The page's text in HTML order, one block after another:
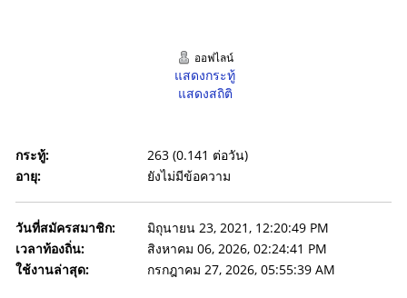
ออฟไลน์
แสดงกระทู้
แสดงสถิติ
กระทู้:
263 (0.141 ต่อวัน)
อายุ:
ยังไม่มีข้อความ
วันที่สมัครสมาชิก:
มิถุนายน 23, 2021, 12:20:49 PM
เวลาท้องถิ่น:
สิงหาคม 06, 2026, 02:24:41 PM
ใช้งานล่าสุด:
กรกฎาคม 27, 2026, 05:55:39 AM